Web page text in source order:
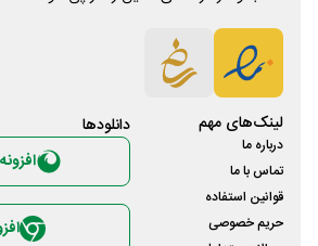
لینک‌های مهم
درباره ما
تماس با ما
قوانین استفاده
حریم خصوصی
دانلود‌ها